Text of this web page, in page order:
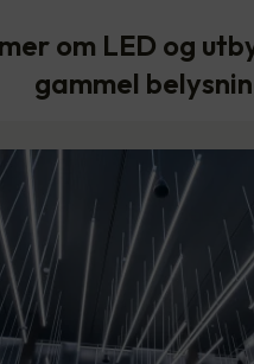
om LED og
gammel